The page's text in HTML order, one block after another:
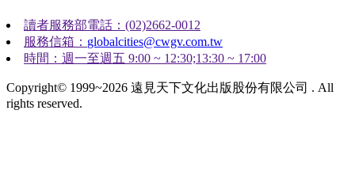
讀者服務部電話：(02)2662-0012
服務信箱： globalcities@cwgv.com.tw
時間：週一至週五 9:00 ~ 12:30;13:30 ~ 17:00
Copyright© 1999~2026 遠見天下文化出版股份有限公司 . All
rights reserved.